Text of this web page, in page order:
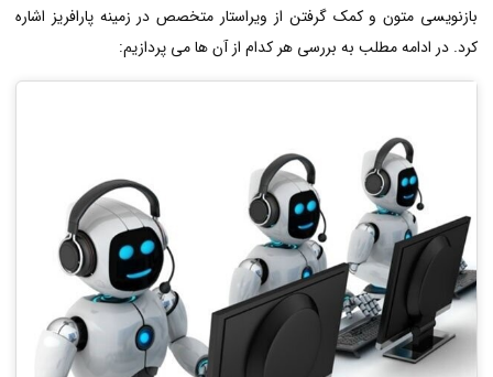
بازنویسی متون و کمک گرفتن از ویراستار متخصص در زمینه پارافریز اشاره
کرد. در ادامه مطلب به بررسی هر کدام از آن ها می پردازیم: